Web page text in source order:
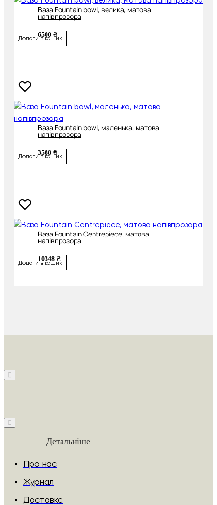
Ваза Fountain bowl, велика, матова
напівпрозора
6500 ₴
Додати в кошик
Ваза Fountain bowl, маленька, матова
напівпрозора
3588 ₴
Додати в кошик
Ваза Fountain Centrepiece, матова
напівпрозора
10348 ₴
Додати в кошик
Детальніше
Про нас
Журнал
Доставка